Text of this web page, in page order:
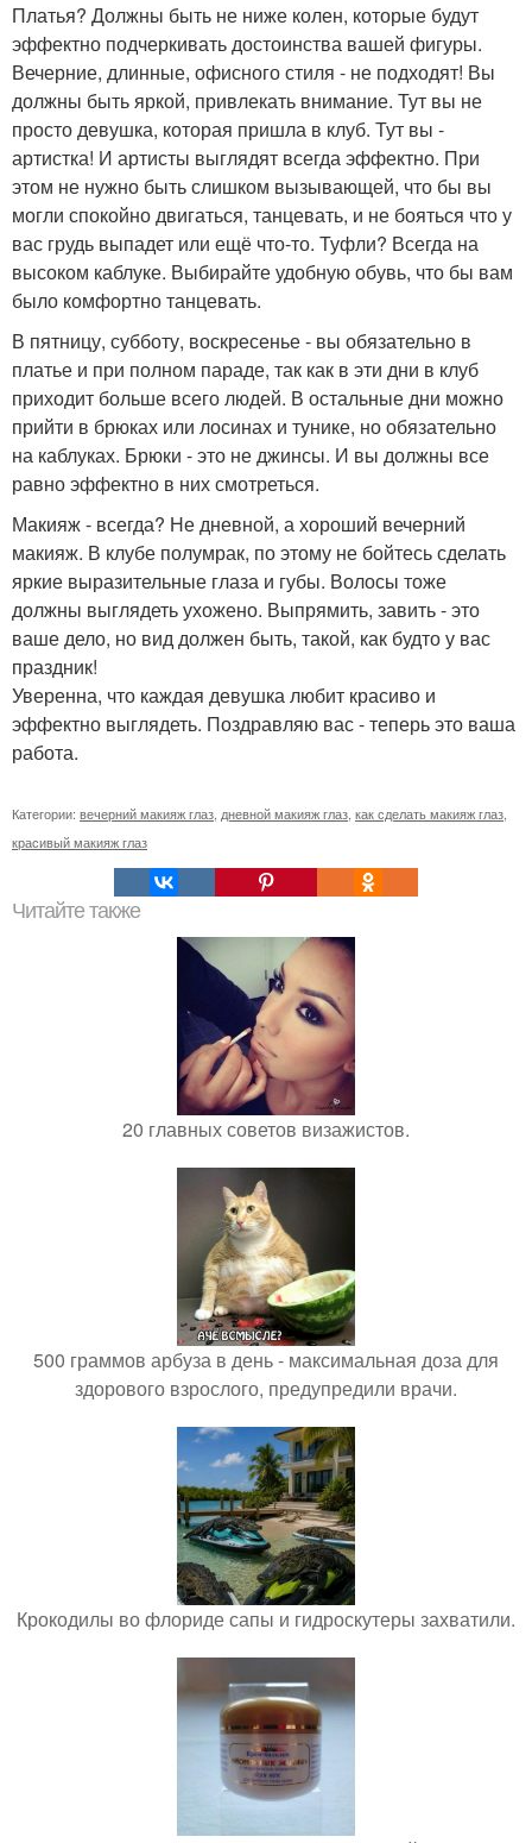
Платья? Должны быть не ниже колен, которые будут
эффектно подчеркивать достоинства вашей фигуры.
Вечерние, длинные, офисного стиля - не подходят! Вы
должны быть яркой, привлекать внимание. Тут вы не
просто девушка, которая пришла в клуб. Тут вы -
артистка! И артисты выглядят всегда эффектно. При
этом не нужно быть слишком вызывающей, что бы вы
могли спокойно двигаться, танцевать, и не бояться что у
вас грудь выпадет или ещё что-то. Туфли? Всегда на
высоком каблуке. Выбирайте удобную обувь, что бы вам
было комфортно танцевать.
В пятницу, субботу, воскресенье - вы обязательно в
платье и при полном параде, так как в эти дни в клуб
приходит больше всего людей. В остальные дни можно
прийти в брюках или лосинах и тунике, но обязательно
на каблуках. Брюки - это не джинсы. И вы должны все
равно эффектно в них смотреться.
Макияж - всегда? Не дневной, а хороший вечерний
макияж. В клубе полумрак, по этому не бойтесь сделать
яркие выразительные глаза и губы. Волосы тоже
должны выглядеть ухожено. Выпрямить, завить - это
ваше дело, но вид должен быть, такой, как будто у вас
праздник!
Уверенна, что каждая девушка любит красиво и
эффектно выглядеть. Поздравляю вас - теперь это ваша
работа.
Категории: вечерний макияж глаз дневной макияж глаз как сделать макияж глаз
красивый макияж глаз
Читайте также
20 главных советов визажистов.
500 граммов арбуза в день - максимальная доза для
здорового взрослого, предупредили врачи.
Крокодилы во флориде сапы и гидроскутеры захватили.